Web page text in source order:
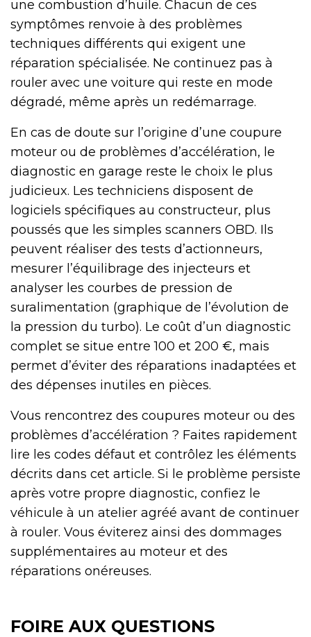
une combustion d’huile. Chacun de ces
symptômes renvoie à des problèmes
techniques différents qui exigent une
réparation spécialisée. Ne continuez pas à
rouler avec une voiture qui reste en mode
dégradé, même après un redémarrage.
En cas de doute sur l’origine d’une coupure
moteur ou de problèmes d’accélération, le
diagnostic en garage reste le choix le plus
judicieux. Les techniciens disposent de
logiciels spécifiques au constructeur, plus
poussés que les simples scanners OBD. Ils
peuvent réaliser des tests d’actionneurs,
mesurer l’équilibrage des injecteurs et
analyser les courbes de pression de
suralimentation (graphique de l’évolution de
la pression du turbo). Le coût d’un diagnostic
complet se situe entre 100 et 200 €, mais
permet d’éviter des réparations inadaptées et
des dépenses inutiles en pièces.
Vous rencontrez des coupures moteur ou des
problèmes d’accélération ? Faites rapidement
lire les codes défaut et contrôlez les éléments
décrits dans cet article. Si le problème persiste
après votre propre diagnostic, confiez le
véhicule à un atelier agréé avant de continuer
à rouler. Vous éviterez ainsi des dommages
supplémentaires au moteur et des
réparations onéreuses.
FOIRE AUX QUESTIONS